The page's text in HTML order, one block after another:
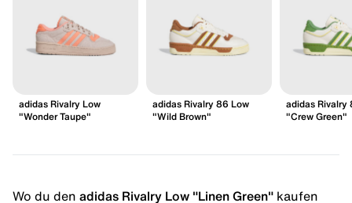
adidas Rivalry Low
"Wonder Taupe"
adidas Rivalry 86 Low
"Wild Brown"
adidas Rivalry
"Crew Green"
Wo du den adidas Rivalry Low "Linen Green" kaufen